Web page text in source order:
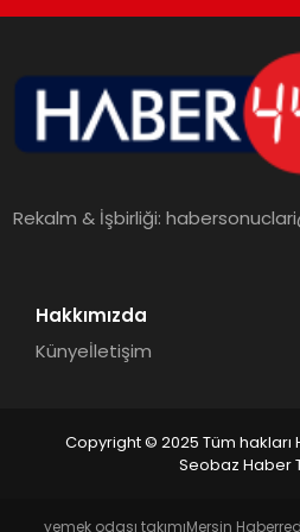
MAGAZIN
EGITIM
YAŞAM
Rekalm & İşbirliği:
Hakkımızda
Künyeİletişim
Copyright © 2025 Tüm hakları
Seobaz Haber
yemek odası takımıMersin Haber